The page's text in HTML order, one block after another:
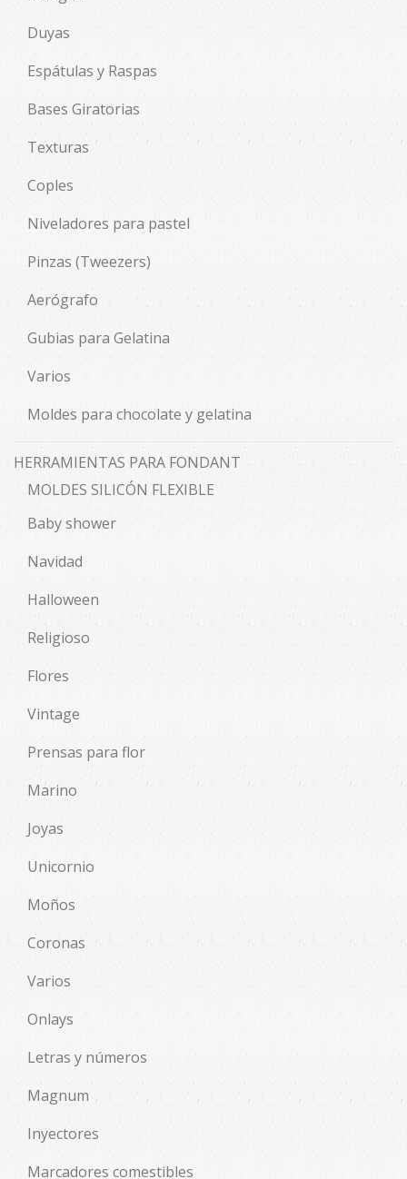
Duyas
Espátulas y Raspas
Bases Giratorias
Texturas
Coples
Niveladores para pastel
Pinzas (Tweezers)
Aerógrafo
Gubias para Gelatina
Varios
Moldes para chocolate y gelatina
HERRAMIENTAS PARA FONDANT
MOLDES SILICÓN FLEXIBLE
Baby shower
Navidad
Halloween
Religioso
Flores
Vintage
Prensas para flor
Marino
Joyas
Unicornio
Moños
Coronas
Varios
Onlays
Letras y números
Magnum
Inyectores
Marcadores comestibles